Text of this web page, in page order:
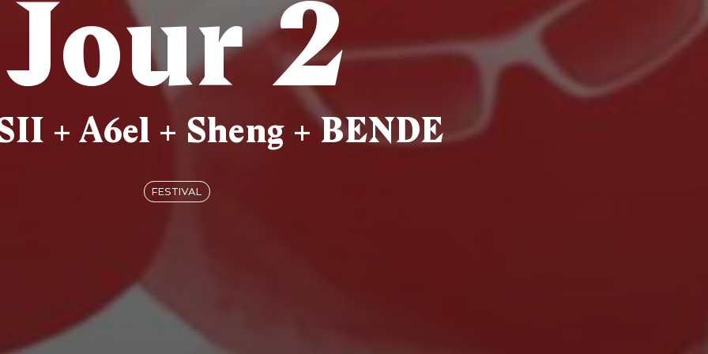
Jour 2
+ A6el + Sheng + BENDE
FESTIVAL